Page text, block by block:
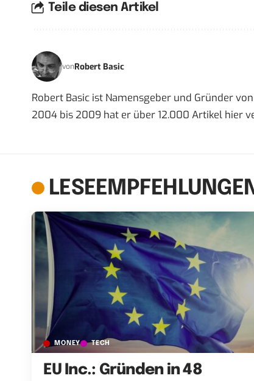
Teile diesen Artikel
vonRobert Basic
Robert Basic ist Namensgeber und Gründer
2004 bis 2009 hat er über 12.000 Artikel hier
MONEY TECH
EU Inc.: Gründen in 48